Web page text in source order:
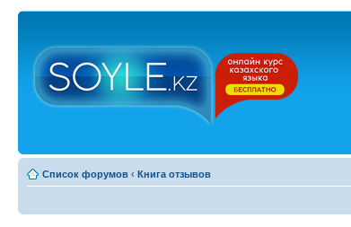
Список форумов ‹ Книга отзывов